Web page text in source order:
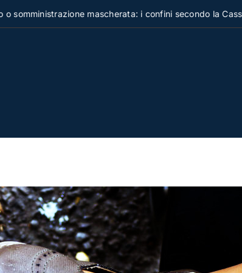
mascherata: i confini secondo la Cassazione